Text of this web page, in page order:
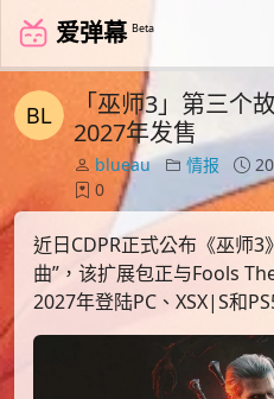
爱弹幕 Beta
「巫师3」第三个
2027年发售
blueau 情报
0
近日CDPR正式公布《巫师
曲”，该扩展包正与Fools
2027年登陆PC、XSX|S和